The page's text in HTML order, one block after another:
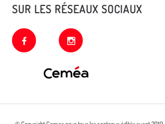
SUR LES RÉSEAUX SOCIAUX
facebook instagram